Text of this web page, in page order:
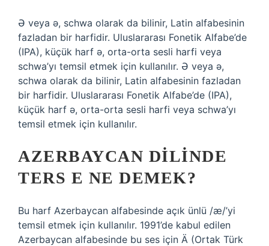
Ə veya ə, schwa olarak da bilinir, Latin alfabesinin
fazladan bir harfidir. Uluslararası Fonetik Alfabe’de
(IPA), küçük harf ə, orta-orta sesli harfi veya
schwa’yı temsil etmek için kullanılır. Ə veya ə,
schwa olarak da bilinir, Latin alfabesinin fazladan
bir harfidir. Uluslararası Fonetik Alfabe’de (IPA),
küçük harf ə, orta-orta sesli harfi veya schwa’yı
temsil etmek için kullanılır.
AZERBAYCAN DILINDE
TERS E NE DEMEK?
Bu harf Azerbaycan alfabesinde açık ünlü /æ/’yi
temsil etmek için kullanılır. 1991’de kabul edilen
Azerbaycan alfabesinde bu ses için Ä (Ortak Türk